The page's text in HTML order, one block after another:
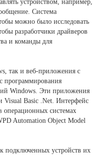
устройством, например,
Система
можно было исследовать
разработчики драйверов
и команды для
так и веб-приложения с
программирования
Windows. Эти приложения
Visual Basic .Net. Интерфейс
операционных системах
Automation Object Model
подключенных устройств их